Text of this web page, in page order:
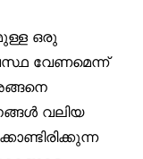
ഒരു
വേണമെന്ന്
വലിയ